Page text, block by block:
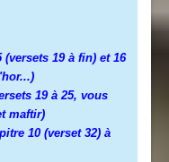
19 à fin) et 16
19 à 25, vous
maftir)
10 (verset 32) à